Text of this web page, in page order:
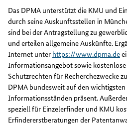
Das DPMA unterstützt die KMU und
durch seine Auskunftsstellen in
sind bei der Antragstellung zu
und erteilen allgemeine Auskünfte.
Internet unter https://www.dpma.de
Informationsangebot sowie
Schutzrechten für Recherchezwecke
DPMA bundesweit auf den
Informationsständen präsent.
speziell für Einzelerfinder und KMU
Erfindererstberatungen der